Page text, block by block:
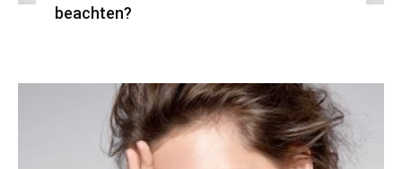
beachten?